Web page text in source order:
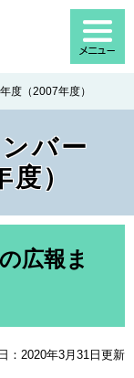
度（2007年度）
バー
）
広報ま
：2020年3月31日更新